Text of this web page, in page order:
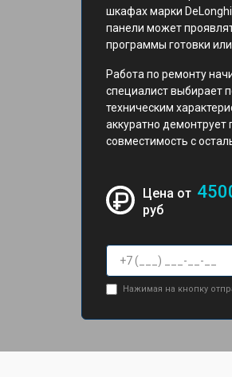
шкафах марки
панели может
программы готовки
Работа по ремонту
специалист выбирает
техническим
аккуратно
совместимость с
Цена от
руб
Нажимая на кнопку